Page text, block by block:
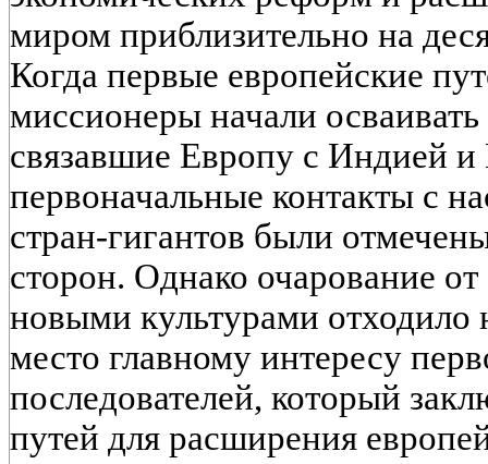
миром приблизительно на
Когда первые европейские
миссионеры начали
связавшие Европу с Индией
первоначальные контакты с
стран-гигантов были
сторон. Однако очарование
новыми культурами отходило
место главному интересу
последователей, который
путей для расширения